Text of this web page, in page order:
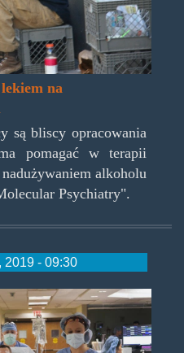
na
są bliscy opracowania
pomagać w terapii
alkoholu
Psychiatry".
2019 - 09:30